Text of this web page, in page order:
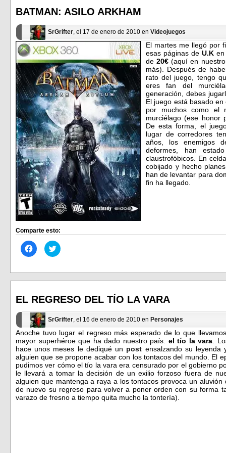
en
una
nueva)
en
una
nueva)
BATMAN: ASILO ARKHAM
SrGrifter, el 17 de enero de 2010 en Videojuegos
El martes me llegó por
esas páginas de U.K en
de20€ (aquí en
más). Después de
rato del juego, tengo
eres fan del
generación, debes
El juego está basado
por muchos como el
murciélago (ese honor
De esta forma, el
lugar de corredores
años, los enemigos
deformes, han
claustrofóbicos. En
cobijado y hecho
han de levantar para
fin ha llegado.
Comparte esto:
Haz
clic
en
(Se
en
una
nueva)
Haz
clic
en
(Se
en
una
nueva)
EL REGRESO DEL TÍO LA VARA
SrGrifter, el 16 de enero de 2010 en Personajes
Anoche tuvo lugar el regreso más esperado de lo que
mayor superhéroe que ha dado nuestro país: el tío la vara.
hace unos meses le dediqué un post ensalzando su
alguien que se propone acabar con los tontacos del mundo. El
pudimos ver cómo el tío la vara era censurado por el gobierno
le llevará a tomar la decisión de un exilio forzoso fuera de
alguien que mantenga a raya a los tontacos provoca un
de nuevo su regreso para volver a poner orden con su forma
varazo de fresno a tiempo quita mucho la tontería).